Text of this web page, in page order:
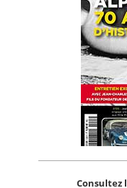
Consultez